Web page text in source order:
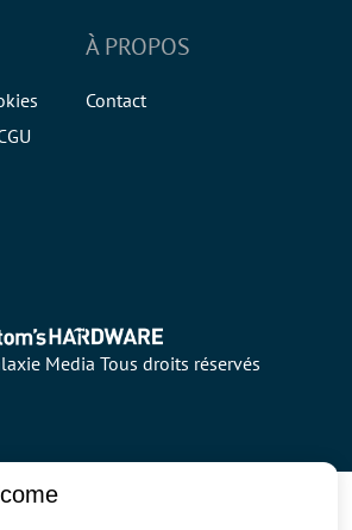
À PROPOS
Contact
Media Tous droits réservés